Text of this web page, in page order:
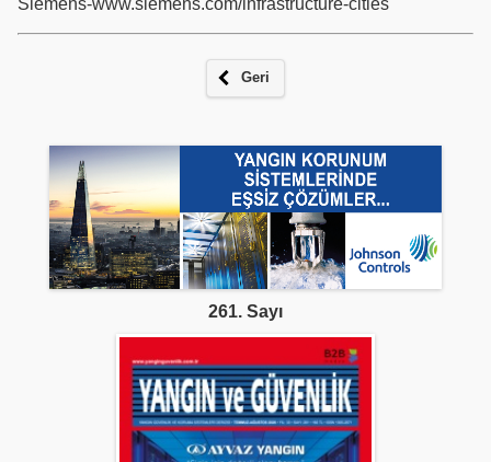
Siemens-www.siemens.com/infrastructure-cities
Geri
261. Sayı